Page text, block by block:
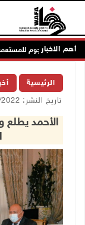
أهم الاخبار
في هجوم للمستعمرين
الرئيسية
تاريخ النشر: 23/02/2022 04:49 م
الأحمد يطلع